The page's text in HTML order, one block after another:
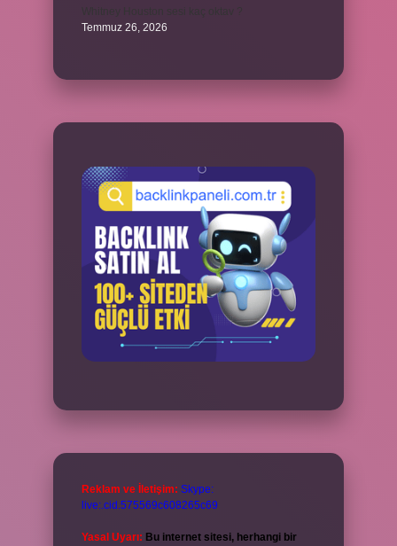
Temmuz 26, 2026
Reklam ve İletişim: Skype:
live:.cid.575569c608265c69
Yasal Uyarı: Bu internet sitesi, herhangi bir